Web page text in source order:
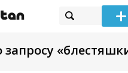
запросу